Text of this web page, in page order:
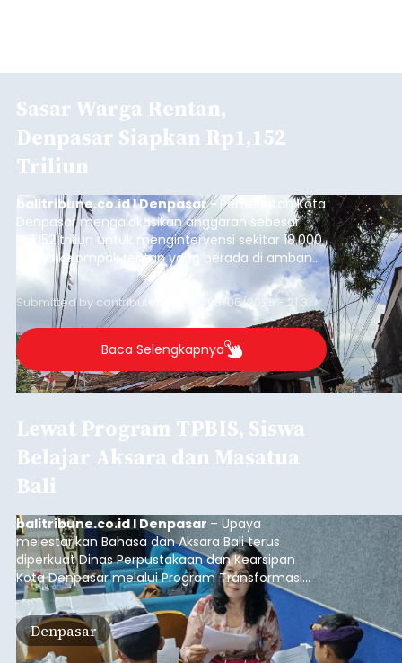
Sasar Warga Rentan,
Denpasar Siapkan Rp1,152
Triliun
balitribune.co.id I Denpasar - Pemerintah Kota
Denpasar mengalokasikan anggaran sebesar
Rp1,152 triliun untuk mengintervensi sekitar 18.000
warga kelompok rentan yang berada di ambang
garis kemiskinan. Langkah strategis ini diambil
guna menjaga masyarakat yang berada pada
kelompok desil 5 dan 6 tersebut agar tidak
merosot ke kategori miskin.
Submitted by contributor Thu, 08/06/2026 - 21:31
Baca Selengkapnya
Lewat Program TPBIS, Siswa
Belajar Aksara dan Masatua
Bali
balitribune.co.id I Denpasar – Upaya
melestarikan Bahasa dan Aksara Bali terus
diperkuat Dinas Perpustakaan dan Kearsipan
Kota Denpasar melalui Program Transformasi
Perpustakaan Berbasis Inklusi Sosial (TPBIS).
Tahun ini, sebanyak 63 siswa kelas IV dan V SD
Negeri 17 Dangin Puri mendapat pelatihan
menulis Aksara Bali serta Masatua atau
Denpasar